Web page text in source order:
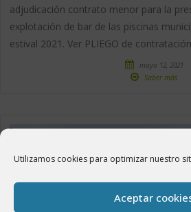
Utilizamos cookies para optimizar nuestro
Aceptar
adjudicación contrato menor para la
explotación de bar de las piscinas
estival 2021. Ver PLIEGO de contratación
mayo 12, 2021
Saber más